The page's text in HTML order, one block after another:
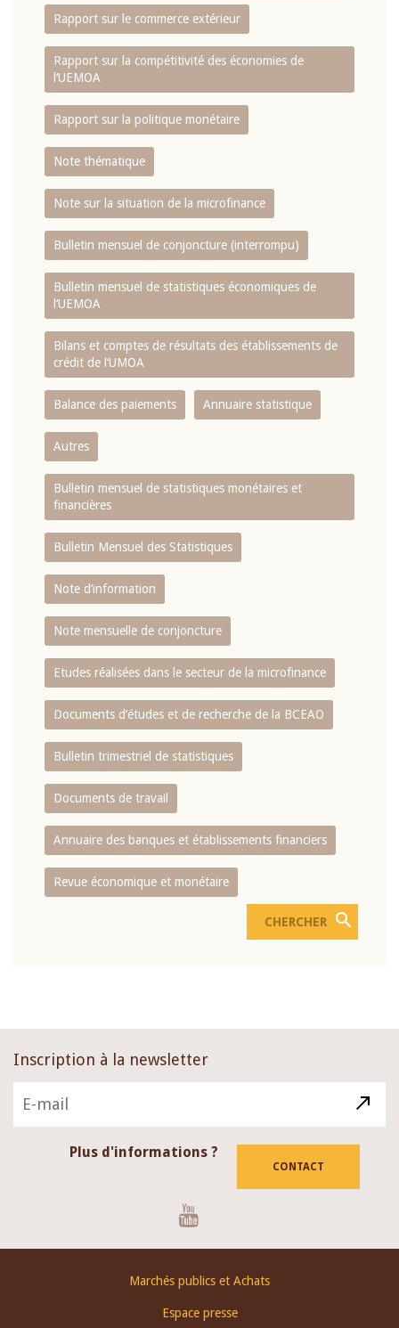
Rapport sur le commerce extérieur
Rapport sur la compétitivité des économies de
l‘UEMOA
Rapport sur la politique monétaire
Note thématique
Note sur la situation de la microfinance
Bulletin mensuel de conjoncture (interrompu)
Bulletin mensuel de statistiques économiques de
l‘UEMOA
Bilans et comptes de résultats des établissements de
crédit de l‘UMOA
Balance des paiements Annuaire statistique
Autres
Bulletin mensuel de statistiques monétaires et
financières
Bulletin Mensuel des Statistiques
Note d’information
Note mensuelle de conjoncture
Etudes réalisées dans le secteur de la microfinance
Documents d’études et de recherche de la BCEAO
Bulletin trimestriel de statistiques
Documents de travail
Annuaire des banques et établissements financiers
Revue économique et monétaire
Inscription à la newsletter
Plus d'informations ?
CONTACT
Marchés publics et Achats
Espace presse